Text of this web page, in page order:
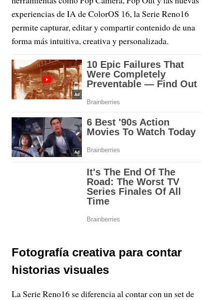
experiencias de IA de ColorOS 16, la Serie Reno16
permite capturar, editar y compartir contenido de una
forma más intuitiva, creativa y personalizada.
Fotografía creativa para contar
historias visuales
La Serie Reno16 se diferencia al contar con un set de